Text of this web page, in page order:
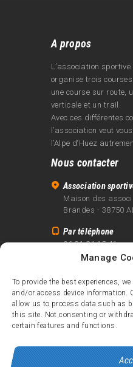
Manage
To provide the best experiences,
and/or access device information.
allow us to process data such as
this site. Not consenting or
certain features and functions.
A propos
L’association sportive
organise trois
une course sur route,
verticale et un trail.
Avec ces différentes
l’association veut
l’Alpe d‘Huez
Nous contacter
Association
Maison des
Brandes - 38750
Par téléphone
06 81 24 15 41
info@alpe21.fr
Mentions
Contact
crédits